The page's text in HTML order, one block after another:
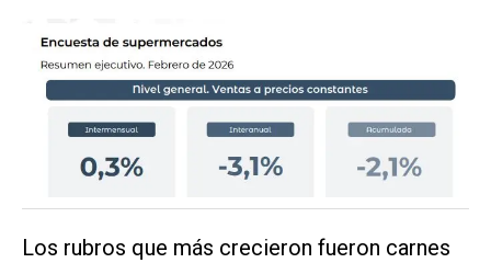
Los rubros que más crecieron fueron carnes